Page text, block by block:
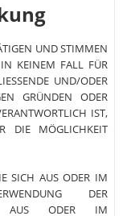
UND STIMMEN
KEINEM FALL FÜR
UND/ODER
GRÜNDEN ODER
IST,
DIE MÖGLICHKEIT
SICH AUS ODER IM
DER
AUS ODER IM